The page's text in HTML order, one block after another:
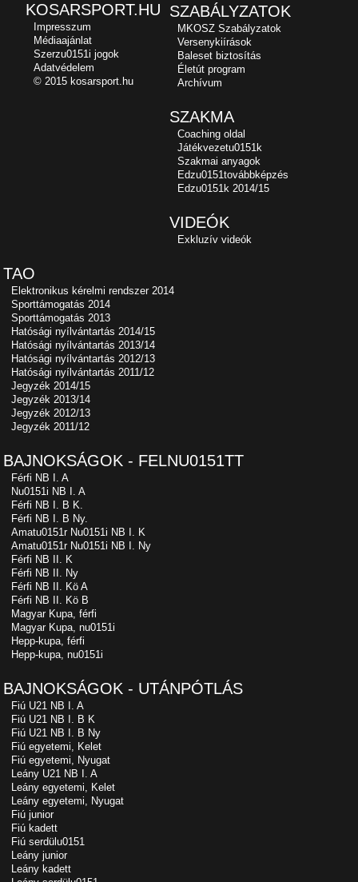
SZABÁLYZATOK
MKOSZ Szabályzatok
Versenykiírások
Baleset biztosítás
Életút program
Archívum
SZAKMA
Coaching oldal
Játékvezetu0151k
Szakmai anyagok
Edzu0151továbbképzés
Edzu0151k 2014/15
VIDEÓK
Exkluzív videók
TAO
Elektronikus kérelmi rendszer 2014
Sporttámogatás 2014
Sporttámogatás 2013
Hatósági nyílvántartás 2014/15
Hatósági nyílvántartás 2013/14
Hatósági nyílvántartás 2012/13
Hatósági nyílvántartás 2011/12
Jegyzék 2014/15
Jegyzék 2013/14
Jegyzék 2012/13
Jegyzék 2011/12
BAJNOKSÁGOK - FELNU0151TT
Férfi NB I. A
Nu0151i NB I. A
Férfi NB I. B K.
Férfi NB I. B Ny.
Amatu0151r Nu0151i NB I. K
Amatu0151r Nu0151i NB I. Ny
Férfi NB II. K
Férfi NB II. Ny
Férfi NB II. Kö A
Férfi NB II. Kö B
Magyar Kupa, férfi
Magyar Kupa, nu0151i
Hepp-kupa, férfi
Hepp-kupa, nu0151i
BAJNOKSÁGOK - UTÁNPÓTLÁS
Fiú U21 NB I. A
Fiú U21 NB I. B K
Fiú U21 NB I. B Ny
Fiú egyetemi, Kelet
Fiú egyetemi, Nyugat
Leány U21 NB I. A
Leány egyetemi, Kelet
Leány egyetemi, Nyugat
Fiú junior
Fiú kadett
Fiú serdülu0151
Leány junior
Leány kadett
KOSARSPORT.HU
Impresszum
Médiaajánlat
Szerzu0151i jogok
Adatvédelem
© 2015 kosarsport.hu